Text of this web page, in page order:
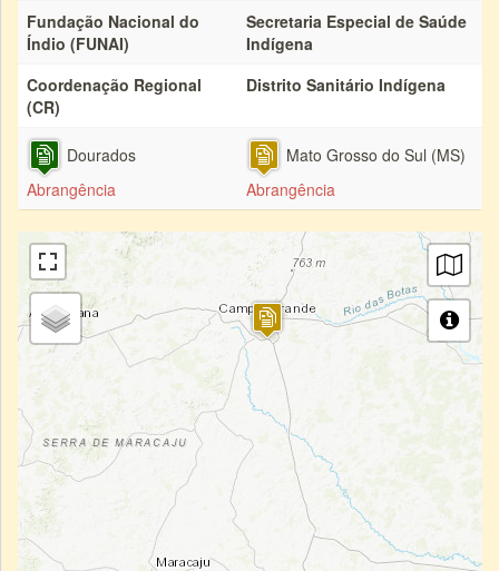
Fundação Nacional do
Índio (FUNAI)
Secretaria Especial de Saúde
Indígena
Coordenação Regional
(CR)
Distrito Sanitário Indígena
Dourados
Abrangência
Mato Grosso do Sul (MS)
Abrangência